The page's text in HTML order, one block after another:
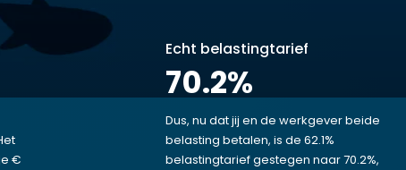
€
Echt belastingtarief
70.2%
Dus, nu dat jij en de werkgever beide
belasting betalen, is de 62.1%
belastingtarief gestegen naar 70.2%,